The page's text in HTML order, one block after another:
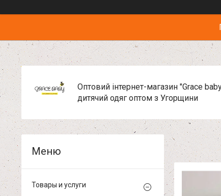
Оптовий інтернет-магазин "Grace
дитячий одяг оптом з Угорщини
Товары и услуги